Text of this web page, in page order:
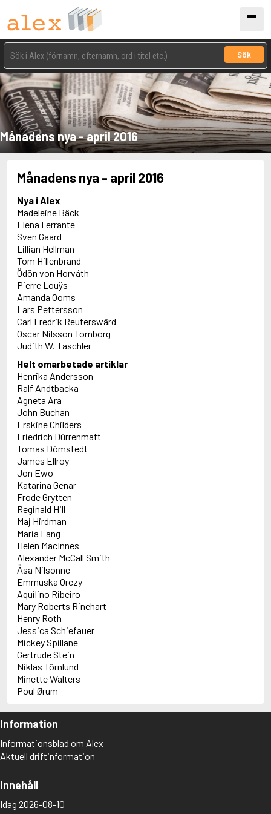
Sök
Månadens nya - april 2016
Månadens nya - april 2016
Nya i Alex
Madeleine Bäck
Elena Ferrante
Sven Gaard
Lillian Hellman
Tom Hillenbrand
Ödön von Horváth
Pierre Louÿs
Amanda Ooms
Lars Pettersson
Carl Fredrik Reuterswärd
Oscar Nilsson Tornborg
Judith W. Taschler
Helt omarbetade artiklar
Henrika Andersson
Ralf Andtbacka
Agneta Ara
John Buchan
Erskine Childers
Friedrich Dürrenmatt
Tomas Dömstedt
James Ellroy
Jon Ewo
Katarina Genar
Frode Grytten
Reginald Hill
Maj Hirdman
Maria Lang
Helen MacInnes
Alexander McCall Smith
Åsa Nilsonne
Emmuska Orczy
Aquilino Ribeiro
Mary Roberts Rinehart
Henry Roth
Jessica Schiefauer
Mickey Spillane
Gertrude Stein
Niklas Törnlund
Minette Walters
Poul Ørum
Information
Informationsblad om Alex
Aktuell driftinformation
Innehåll
Idag 2026-08-10